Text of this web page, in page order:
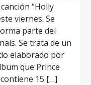
“Holly
viernes. Se
parte del
Se trata de un
elaborado por
que Prince
15 […]